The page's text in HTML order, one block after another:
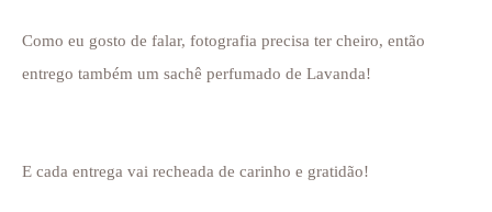
Como eu gosto de falar, fotografia precisa ter cheiro, então
entrego também um sachê perfumado de Lavanda!
E cada entrega vai recheada de carinho e gratidão!